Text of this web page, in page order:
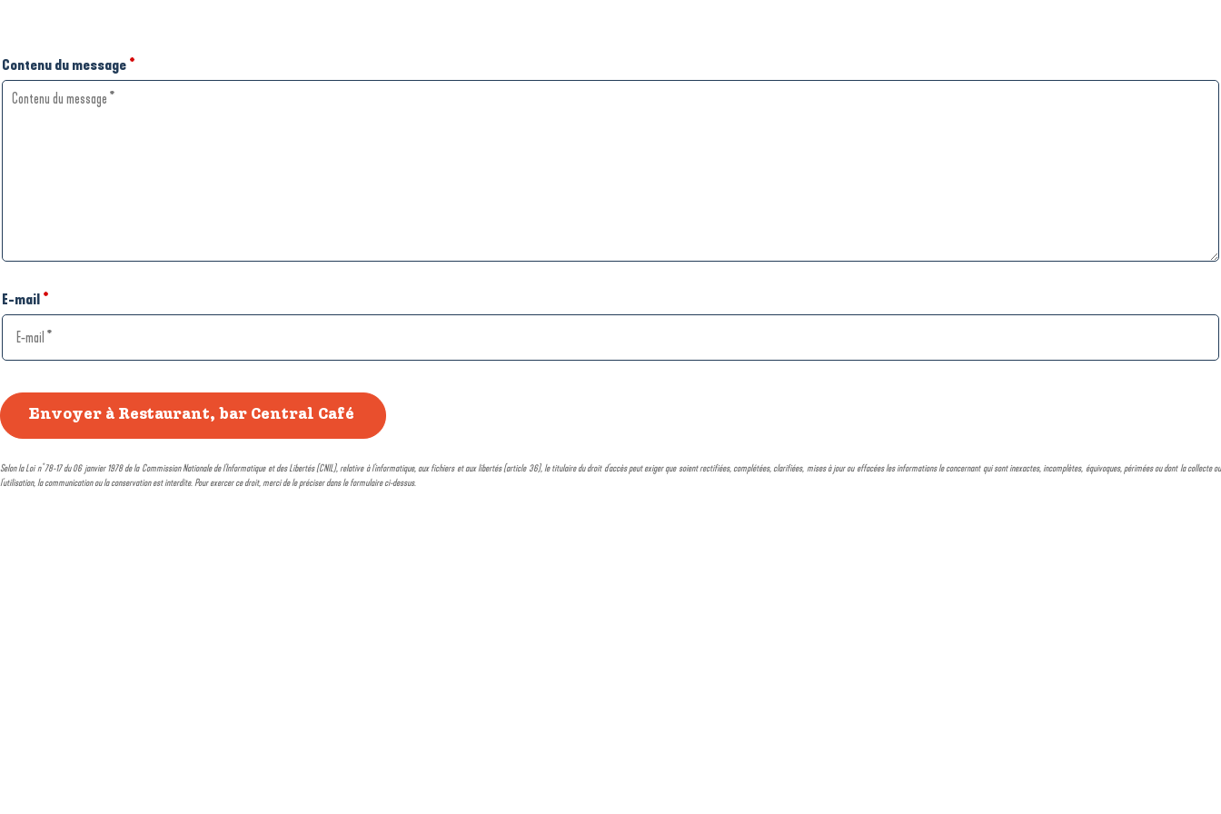
Contenu du message *
E-mail *
Selon la Loi n° 78-17 du 06 janvier 1978 de la Commission Nationale de l'Informatique et des Libertés (CNIL), relative à l'informatique, aux fichiers et aux libertés (article 36), le titulaire du droit d'accès peut exiger que soient rectifiées, complétées, clarifiées, mises à jour ou effacées les informations le concernant qui sont inexactes, incomplètes, équivoques, périmées ou dont la collecte ou
l'utilisation, la communication ou la conservation est interdite. Pour exercer ce droit, merci de le préciser dans le formulaire ci-dessus.